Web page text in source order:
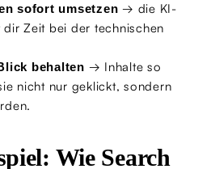
sofort umsetzen → die KI-
dir Zeit bei der technischen
behalten → Inhalte so
nicht nur geklickt, sondern
Wie Search